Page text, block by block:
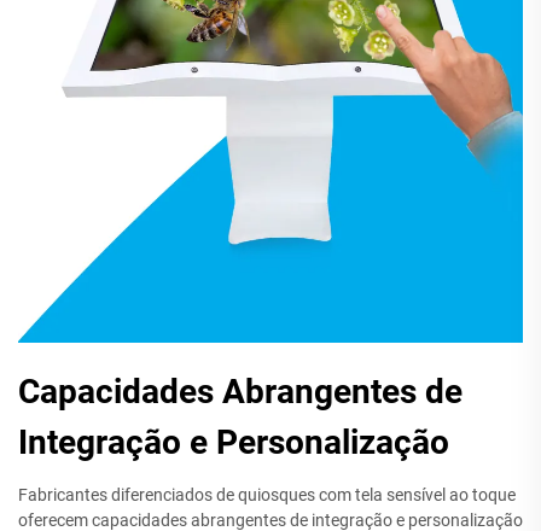
Capacidades Abrangentes de
Integração e Personalização
Fabricantes diferenciados de quiosques com tela sensível ao toque
oferecem capacidades abrangentes de integração e personalização